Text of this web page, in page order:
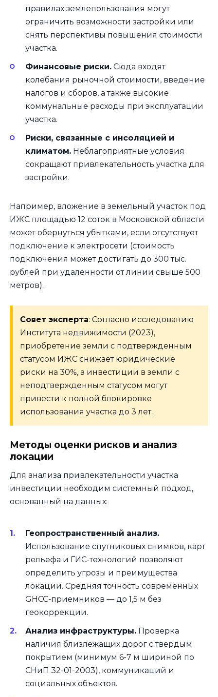
правилах землепользования могут
ограничить возможности застройки или
снять перспективы повышения стоимости
участка.
Финансовые риски. Сюда входят
колебания рыночной стоимости, введение
налогов и сборов, а также высокие
коммунальные расходы при эксплуатации
участка.
Риски, связанные с инсоляцией и
климатом. Неблагоприятные условия
сокращают привлекательность участка для
застройки.
Например, вложение в земельный участок под
ИЖС площадью 12 соток в Московской области
может обернуться убытками, если отсутствует
подключение к электросети (стоимость
подключения может достигать до 300 тыс.
рублей при удаленности от линии свыше 500
метров).
Совет эксперта: Согласно исследованию
Института недвижимости (2023),
приобретение земли с подтвержденным
статусом ИЖС снижает юридические
риски на 30%, а инвестиции в земли с
неподтвержденным статусом могут
привести к полной блокировке
использования участка до 3 лет.
Методы оценки рисков и анализ
локации
Для анализа привлекательности участка
инвестиции необходим системный подход,
основанный на данных:
Геопространственный анализ.
Использование спутниковых снимков, карт
рельефа и ГИС-технологий позволяют
определить угрозы и преимущества
локации. Средняя точность современных
GНСС-приемников — до 1,5 м без
геокоррекции.
Анализ инфраструктуры. Проверка
наличия близлежащих дорог с твердым
покрытием (минимум 6-7 м шириной по
СНиП 32-01-2003), коммуникаций и
социальных объектов.